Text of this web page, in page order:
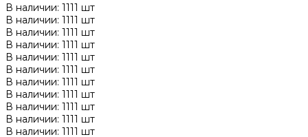
В наличии: 1111 шт
В наличии: 1111 шт
В наличии: 1111 шт
В наличии: 1111 шт
В наличии: 1111 шт
В наличии: 1111 шт
В наличии: 1111 шт
В наличии: 1111 шт
В наличии: 1111 шт
В наличии: 1111 шт
В наличии: 1111 шт